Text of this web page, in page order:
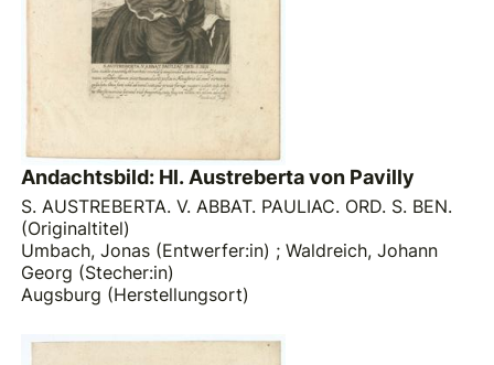
Andachtsbild: Hl. Austreberta von Pavilly
S. AUSTREBERTA. V. ABBAT. PAULIAC. ORD. S. BEN.
(Originaltitel)
Umbach, Jonas (Entwerfer:in) ;Waldreich, Johann
Georg (Stecher:in)
Augsburg (Herstellungsort)